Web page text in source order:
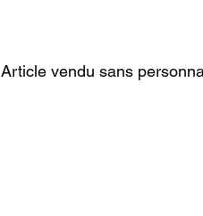
Article vendu sans